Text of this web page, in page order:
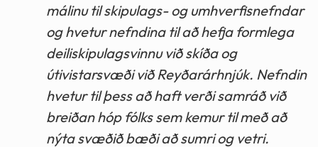
málinu til skipulags- og umhverfisnefndar
og hvetur nefndina til að hefja formlega
deiliskipulagsvinnu við skíða og
útivistarsvæði við Reyðarárhnjúk. Nefndin
hvetur til þess að haft verði samráð við
breiðan hóp fólks sem kemur til með að
nýta svæðið bæði að sumri og vetri.